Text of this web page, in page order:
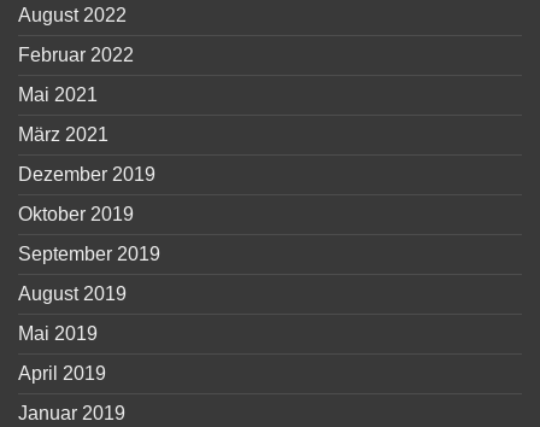
August 2022
Februar 2022
Mai 2021
März 2021
Dezember 2019
Oktober 2019
September 2019
August 2019
Mai 2019
April 2019
Januar 2019